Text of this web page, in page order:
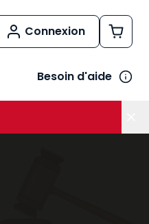
Connexion
Besoin d'aide